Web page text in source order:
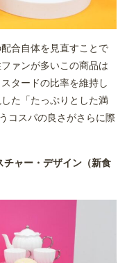
合自体を見直すことで
ァンが多いこの商品は
タードの比率を維持し
た「たっぷりとした満
コスパの良さがさらに際
ャー・デザイン（新食